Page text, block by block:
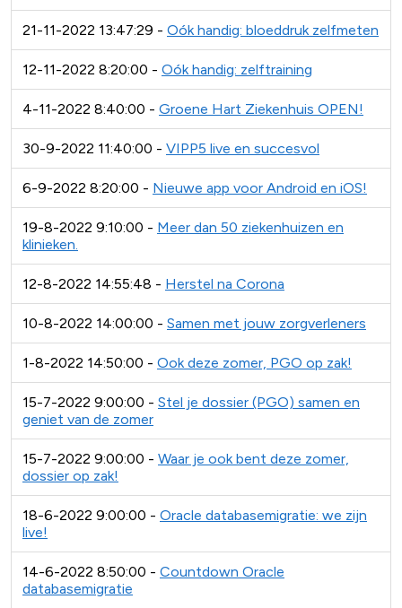
21-11-2022 13:47:29 - Oók handig: bloeddruk zelfmeten
12-11-2022 8:20:00 - Oók handig: zelftraining
4-11-2022 8:40:00 - Groene Hart Ziekenhuis OPEN!
30-9-2022 11:40:00 - VIPP5 live en succesvol
6-9-2022 8:20:00 - Nieuwe app voor Android en iOS!
19-8-2022 9:10:00 - Meer dan 50 ziekenhuizen en
klinieken.
12-8-2022 14:55:48 - Herstel na Corona
10-8-2022 14:00:00 - Samen met jouw zorgverleners
1-8-2022 14:50:00 - Ook deze zomer, PGO op zak!
15-7-2022 9:00:00 - Stel je dossier (PGO) samen en
geniet van de zomer
15-7-2022 9:00:00 - Waar je ook bent deze zomer,
dossier op zak!
18-6-2022 9:00:00 - Oracle databasemigratie: we zijn
live!
14-6-2022 8:50:00 - Countdown Oracle
databasemigratie